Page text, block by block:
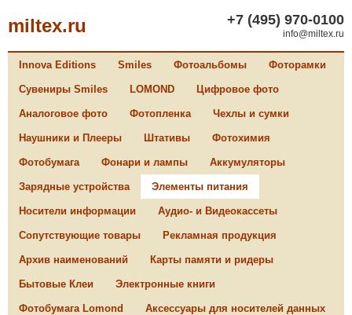
miltex.ru +7 (495) 970-0100
info@miltex.ru
Innova Editions Smiles Фотоальбомы Фоторамки
Сувениры Smiles LOMOND Цифровое фото
Аналоговое фото Фотопленка Чехлы и сумки
Наушники и Плееры Штативы Фотохимия
Фотобумага Фонари и лампы Аккумуляторы
Зарядные устройства Элементы питания
Носители информации Аудио- и Видеокассеты
Сопутствующие товары Рекламная продукция
Архив наименований Карты памяти и ридеры
Бытовые Клеи Электронные книги
Фотобумага Lomond Аксессуары для носителей данных